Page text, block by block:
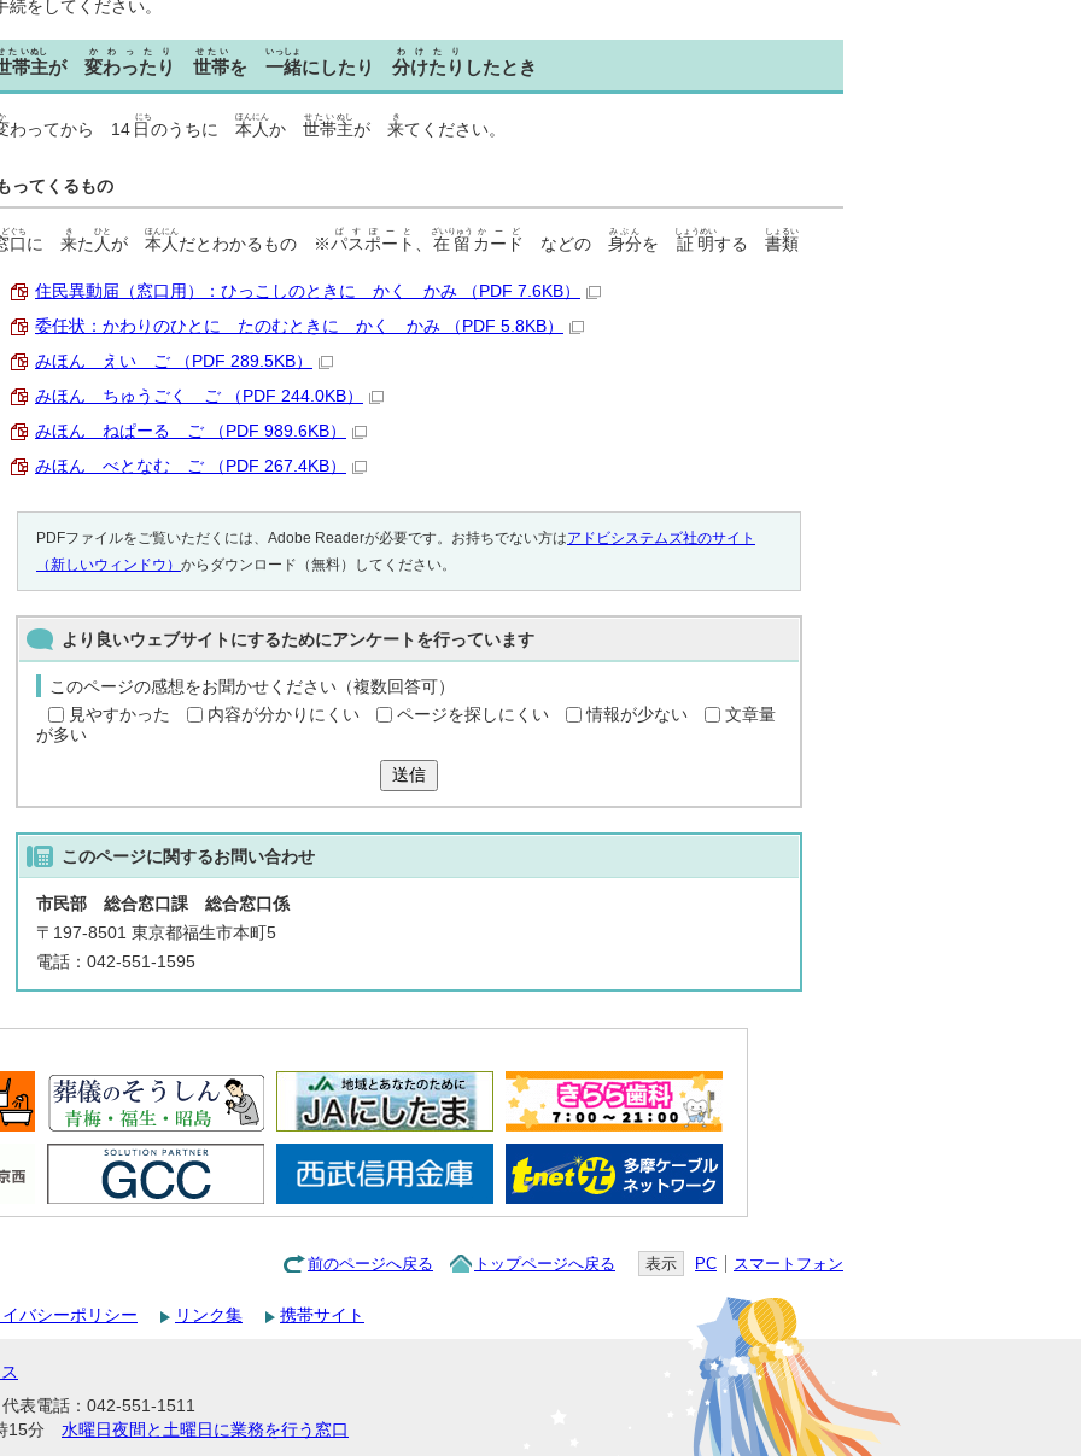
続をしてください。
帯
たい
主
ぬし
が 変わったり
かわったり
世帯
せたい
を 一緒
いっしょ
にしたり 分けたり
わけたり
したとき
わってから 14日
にち
のうちに 本人
ほんにん
か 世帯
せたい
主
ぬし
が 来
き
てください。
ってくるもの
口
どぐち
に 来
き
た 人
ひと
が 本人
ほんにん
だとわかるもの ※パスポート
ぱすぽーと
、 在留
ざいりゅう
カード
かーど
などの 身分
みぶん
を 証明
しょうめい
する 書類
しょるい
住民異動届（窓口用）：ひっこしのときに かく かみ （PDF 7.6KB）
委任状：かわりのひとに たのむときに かく かみ （PDF 5.8KB）
みほん えい ご （PDF 289.5KB）
みほん ちゅうごく ご （PDF 244.0KB）
みほん ねぱーる ご （PDF 989.6KB）
みほん べとなむ ご （PDF 267.4KB）
PDFファイルをご覧いただくには、Adobe Readerが必要です。お持ちでない方はアドビシステムズ社のサイト
（新しいウィンドウ） からダウンロード（無料）してください。
より良いウェブサイトにするためにアンケートを行っています
このページの感想をお聞かせください（複数回答可）
見やすかった
内容が分かりにくい ページを探しにくい 情報が少ない
文章量
が多い
送信
このページに関するお問い合わせ
市民部 総合窓口課 総合窓口係
〒197-8501 東京都福生市本町5
電話：042-551-1595
前のページへ戻る トップページへ戻る 表示 PC スマートフォン
バシーポリシー リンク集 携帯サイト
表電話：042-551-1511
15分 水曜日夜間と土曜日に業務を行う窓口